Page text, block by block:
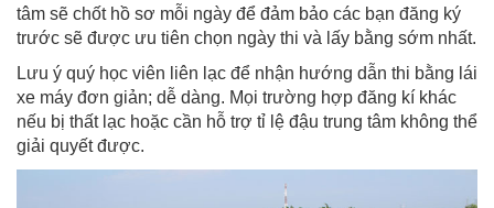
tâm sẽ chốt hồ sơ mỗi ngày để đảm bảo các bạn đăng ký
trước sẽ được ưu tiên chọn ngày thi và lấy bằng sớm nhất.
Lưu ý quý học viên liên lạc để nhận hướng dẫn thi bằng lái
xe máy đơn giản; dễ dàng. Mọi trường hợp đăng kí khác
nếu bị thất lạc hoặc cần hỗ trợ tỉ lệ đậu trung tâm không thể
giải quyết được.